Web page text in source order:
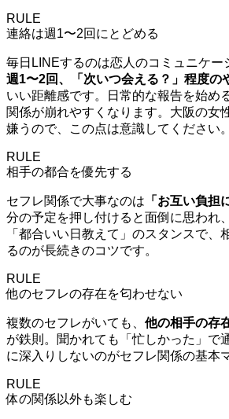
RULE
連絡は週1〜2回にとどめる
毎日LINEするのは恋人のコミュニケー
週1〜2回、「次いつ会える？」程度の
いい距離感です。日常的な報告を始め
関係が崩れやすくなります。大阪の女
嫌うので、この点は意識してください。
RULE
相手の都合を優先する
セフレ関係で大事なのは 「お互い負担
分の予定を押し付けると面倒に思われ
「都合いい日教えて」のスタンスで、
るのが長続きのコツです。
RULE
他のセフレの存在を匂わせない
複数のセフレがいても、 他の相手の存
が鉄則。聞かれても「忙しかった」で
に深入りしないのがセフレ関係の基本
RULE
体の関係以外も楽しむ